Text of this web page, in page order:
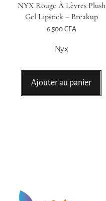
NYX Rouge À Lèvres Plush
Gel Lipstick – Breakup
6 500 CFA
Nyx
Ajouter au panier